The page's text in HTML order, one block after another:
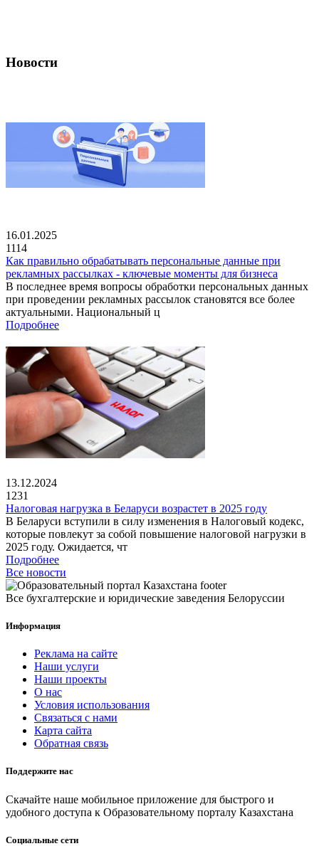
Новости
16.01.2025
1114
Как правильно обрабатывать персональные данные при
рекламных рассылках - ключевые моменты для бизнеса
В последнее время вопросы обработки персональных данных
при проведении рекламных рассылок становятся все более
актуальными. Национальный ц
Подробнее
13.12.2024
1231
Налоговая нагрузка в Беларуси возрастет в 2025 году
В Беларуси вступили в силу изменения в Налоговый кодекс,
которые повлекут за собой повышение налоговой нагрузки в
2025 году. Ожидается, чт
Подробнее
Все новости
Все бухгалтерские и юридические заведения Белоруссии
Информация
Реклама на сайте
Наши услуги
Наши проекты
О нас
Условия использования
Связаться с нами
Карта сайта
Обратная связь
Поддержите нас
Скачайте наше мобильное приложение для быстрого и
удобного доступа к Образовательному порталу Казахстана
Социальные сети